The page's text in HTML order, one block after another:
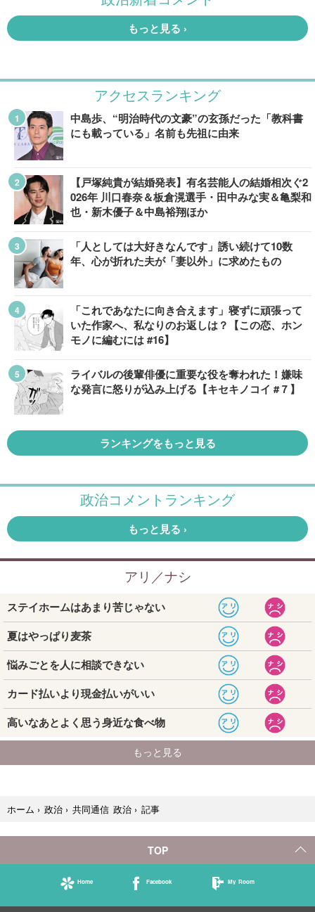
アクセスランキング
中島歩、“明治時代の文豪”の玄孫だった「教科書
にも載っている」名前も先祖に由来
【戸塚純貴が結婚発表】有名芸能人の結婚相次ぐ2
026年 川口春奈＆板倉滉選手・田中みな実＆亀梨和
也・新木優子＆中島裕翔ほか
「人としては大好きなんです」誘い続けて10数
年、心が折れた夫が「妻以外」に求めたもの
「これであなたに向き合えます」寝ずに頑張って
いた作家へ、私なりのお返しは？【この恋、ホン
モノに編むには #16】
ライバルの後輩俳優に重要な役を奪われた！嫌味
な発言に怒りが込み上げる【キセキノコイ #７】
ランキングをもっと見る
ホーム › 政治 › 共同通信 政治 › 記事
TOP
Home Facebook My Room